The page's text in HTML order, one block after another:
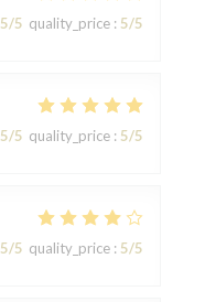
5/5 quality_price : 5/5
5/5 quality_price : 5/5
5/5 quality_price : 5/5